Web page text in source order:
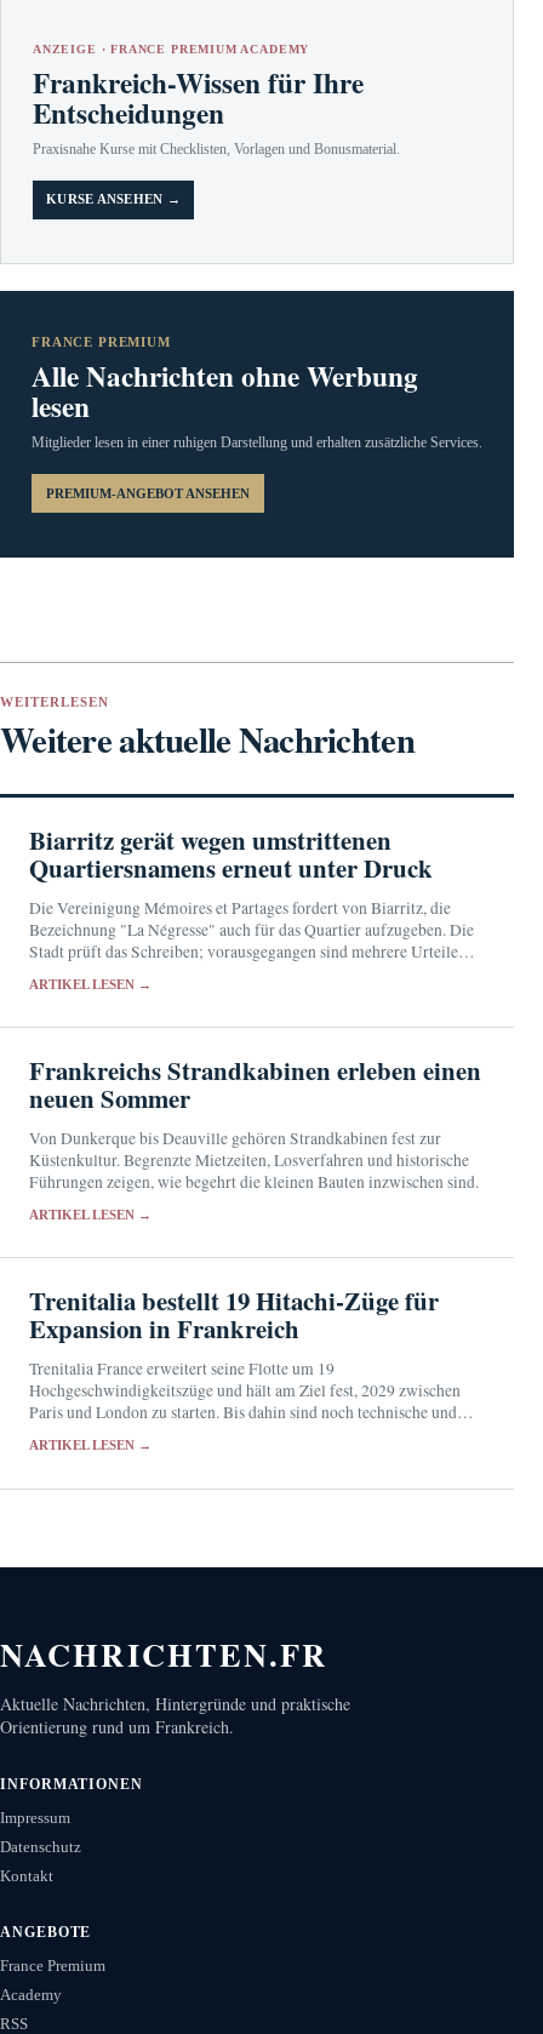
ANZEIGE · FRANCE PREMIUM ACADEMY
Frankreich-Wissen für Ihre
Entscheidungen
Praxisnahe Kurse mit Checklisten, Vorlagen und Bonusmaterial.
KURSE ANSEHEN →
FRANCE PREMIUM
Alle Nachrichten ohne Werbung
lesen
Mitglieder lesen in einer ruhigen Darstellung und erhalten zusätzliche Services.
PREMIUM-ANGEBOT ANSEHEN
WEITERLESEN
Weitere aktuelle Nachrichten
Biarritz gerät wegen umstrittenen
Quartiersnamens erneut unter Druck
Die Vereinigung Mémoires et Partages fordert von Biarritz, die
Bezeichnung "La Négresse" auch für das Quartier aufzugeben. Die
Stadt prüft das Schreiben; vorausgegangen sind mehrere Urteile
ARTIKEL LESEN →
Frankreichs Strandkabinen erleben einen
neuen Sommer
Von Dunkerque bis Deauville gehören Strandkabinen fest zur
Küstenkultur. Begrenzte Mietzeiten, Losverfahren und historische
Führungen zeigen, wie begehrt die kleinen Bauten inzwischen sind.
ARTIKEL LESEN →
Trenitalia bestellt 19 Hitachi-Züge für
Expansion in Frankreich
Trenitalia France erweitert seine Flotte um 19
Hochgeschwindigkeitszüge und hält am Ziel fest, 2029 zwischen
Paris und London zu starten. Bis dahin sind noch technische und
ARTIKEL LESEN →
NACHRICHTEN.FR
Aktuelle Nachrichten, Hintergründe und praktische
Orientierung rund um Frankreich.
INFORMATIONEN
Impressum
Datenschutz
Kontakt
ANGEBOTE
France Premium
Academy
RSS